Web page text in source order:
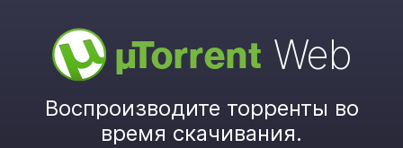
µTorrent Web
Воспроизводите торренты во
время скачивания.